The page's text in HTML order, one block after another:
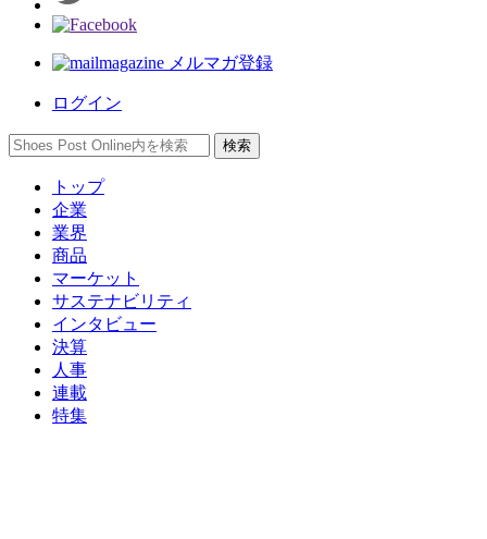
メルマガ登録
ログイン
トップ
企業
業界
商品
マーケット
サステナビリティ
インタビュー
決算
人事
連載
特集